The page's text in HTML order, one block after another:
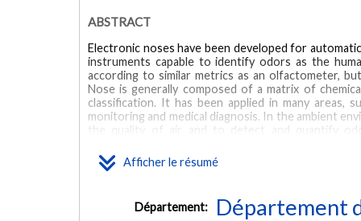
Afficher le résumé
ABSTRACT
Electronic noses have been developed for
instruments capable to identify odors as the
according to similar metrics as an olfactometer,
Nose is generally composed of a matrix of
classification. It has been applied in many areas,
monitoring and medical diagnosis. In the ambient
the quality of air and to detect and quantify
MOTS CLÉS
Electronic Nose odors olfactometry physical and
Département: Département